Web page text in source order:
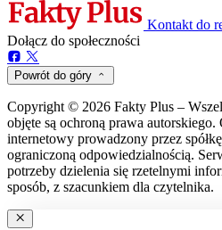
Kontakt do
Dołącz do społeczności
Powrót do góry
Copyright © 2026 Fakty Plus –
objęte są ochroną prawa
internetowy prowadzony przez
ograniczoną odpowiedzialnością.
potrzeby dzielenia się rzetelnymi
sposób, z szacunkiem dla czytelnika.